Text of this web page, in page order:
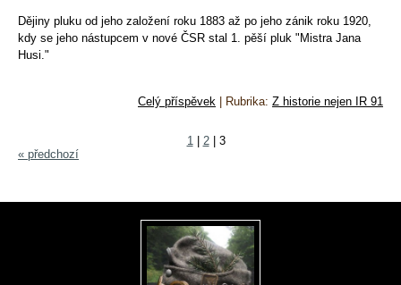
Dějiny pluku od jeho založení roku 1883 až po jeho zánik roku 1920,
kdy se jeho nástupcem v nové ČSR stal 1. pěší pluk "Mistra Jana
Husi."
Celý příspěvek Rubrika: Z historie nejen IR 91
« předchozí
1 2 3